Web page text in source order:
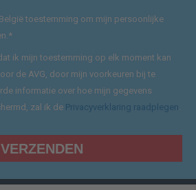
toestemming om mijn persoonlijke
*
ik mijn toestemming op elk moment kan
de AVG, door mijn voorkeuren bij te
informatie over hoe mijn gegevens
zal ik de Privacyverklaring raadplegen.